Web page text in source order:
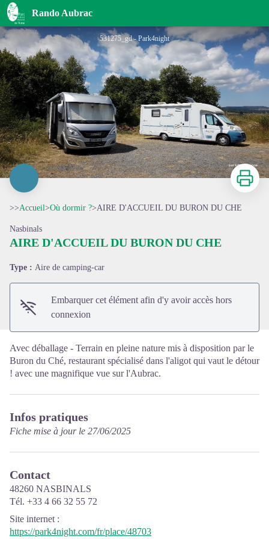
Rando Aubrac
AIRE D'ACCUEIL DU BURON DU CHE
531275_gd - Park4night
Imprimer
>>Accueil>Où dormir ?>AIRE D'ACCUEIL DU BURON DU CHE
Nasbinals
AIRE D'ACCUEIL DU BURON DU CHE
Type : Aire de camping-car
Embarquer cet élément afin d'y avoir accès hors
connexion
Avec déballage - Terrain en pleine nature mis à disposition par le
Buron du Ché, restaurant spécialisé dans l'aligot qui vaut le détour
! avec une magnifique vue sur l'Aubrac.
Infos pratiques
Fiche mise à jour le 27/06/2025
Contact
48260 NASBINALS
Tél. +33 4 66 32 55 72
Site internet :
https://park4night.com/fr/place/48703